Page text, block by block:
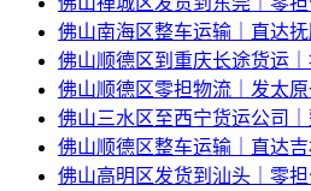
佛山南海区整车运输｜直达
佛山顺德区到重庆长途货运
佛山顺德区零担物流｜发太
佛山三水区至西宁货运公司
佛山顺德区整车运输｜直达
佛山高明区发货到汕头｜零